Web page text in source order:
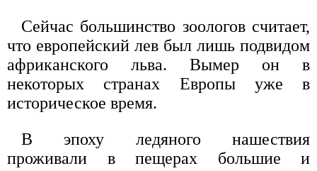
Сейчас большинство зоологов считает,
что европейский лев был лишь подвидом
африканского льва. Вымер он в
некоторых странах Европы уже в
историческое время.
В эпоху ледяного нашествия
проживали в пещерах большие и